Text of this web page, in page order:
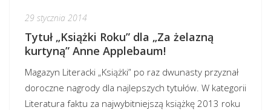
29 stycznia 2014
Tytuł „Książki Roku” dla „Za żelazną
kurtyną” Anne Applebaum!
Magazyn Literacki „Książki” po raz dwunasty przyznał
doroczne nagrody dla najlepszych tytułów. W kategorii
Literatura faktu za najwybitniejszą książkę 2013 roku